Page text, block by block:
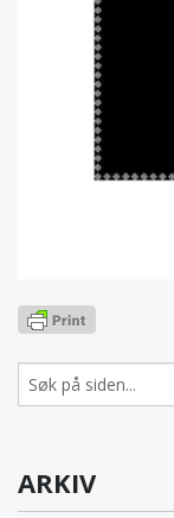
Søk
ARKIV